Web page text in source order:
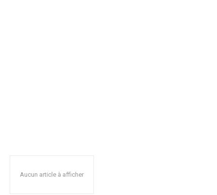
Aucun article à afficher